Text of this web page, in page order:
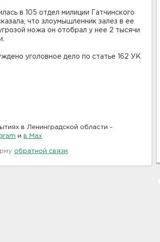
в 105 отдел милиции Гатчинского
что злоумышленник залез в ее
ножа он отобрал у нее 2 тысячи
уголовное дело по статье 162 УК
в Ленинградской области -
и в Maх
обратной связи